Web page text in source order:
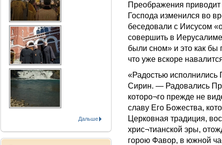
Преображения
Господа изменился во
беседовали с Иисусом
совершить в
были сном» и это как
что уже вскоре
«Радостью
Сирин. — Радовались
которо¬го прежде не
славу Его Божества,
Церковная традиция,
хрис¬тианской эры,
горою Фавор, в южной
Дальше